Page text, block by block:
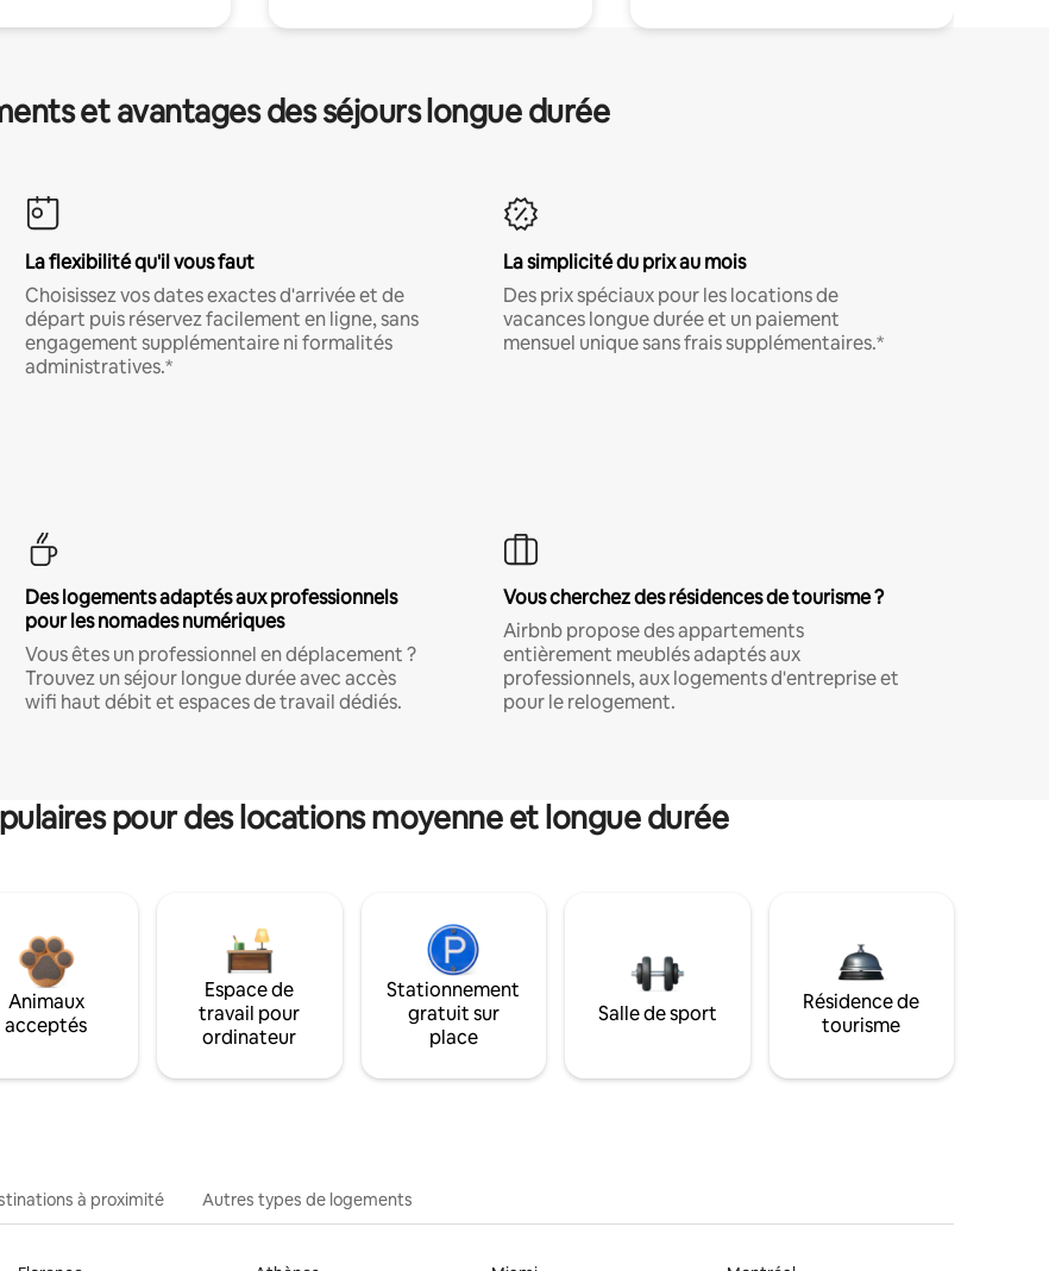
et avantages des séjours longue durée
La flexibilité qu'il vous faut
Choisissez vos dates exactes d'arrivée et de
départ puis réservez facilement en ligne, sans
engagement supplémentaire ni formalités
administratives.*
La simplicité du prix au mois
Des prix spéciaux pour les locations de
vacances longue durée et un paiement
mensuel unique sans frais supplémentaires.*
Des logements adaptés aux professionnels
pour les nomades numériques
Vous êtes un professionnel en déplacement ?
Trouvez un séjour longue durée avec accès
wifi haut débit et espaces de travail dédiés.
Vous cherchez des résidences de tourisme ?
Airbnb propose des appartements
entièrement meublés adaptés aux
professionnels, aux logements d'entreprise et
pour le relogement.
pour des locations moyenne et longue durée
Animaux
acceptés
Espace de
travail pour
ordinateur
Stationnement
gratuit sur
place
Salle de sport
Résidence de
tourisme
à proximité Autres types de logements